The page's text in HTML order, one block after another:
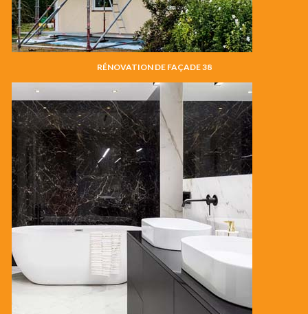
RÉNOVATION DE FAÇADE 38